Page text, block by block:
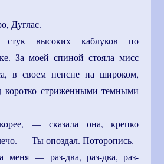
Дуглас.
высоких каблуков по
За моей спиной стояла мисс
в своем пенсне на широком,
коротко стриженными темными
— сказала она, крепко
— Ты опоздал. Поторопись.
меня — раз-два, раз-два, раз-